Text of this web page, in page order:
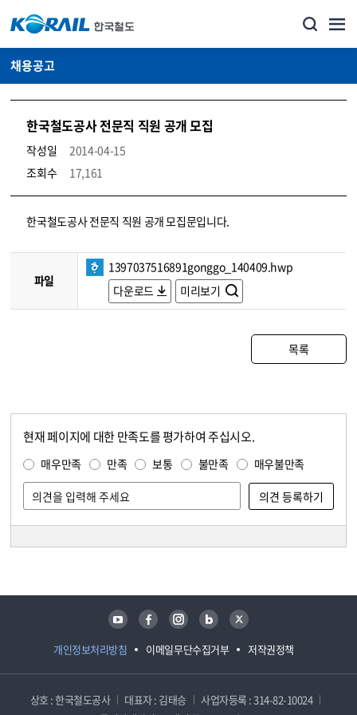
채용공고
한국철도공사 전문직 직원 공개 모집
작성일
2014-04-15
조회수
17,161
코레일소개_경영공시_채용공고 상세보기 – 내용, 파일, 담당자 연락처로 구성
한국철도공사 전문직 직원 공개 모집문입니다.
파일
1397037516891gonggo_140409.hwp
다운로드
미리보기
목록
현재 페이지에 대한 만족도를 평가하여 주십시오.
매우만족 만족 보통 불만족 매우불만족
개인정보처리방침 이메일무단수집거부 저작권정책
유튜브 페이스북 인스타그램 블로그 트위터
상호 : 한국철도공사 대표자 : 김태승
사업자등록 : 314-82-10024